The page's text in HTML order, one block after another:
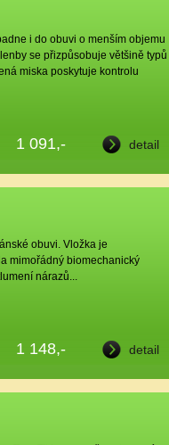
i do obuvi o menším objemu
se přizpůsobuje většině typů
miska poskytuje kontrolu
1 091,- detail
obuvi. Vložka je
mimořádný biomechanický
nárazů...
1 148,- detail